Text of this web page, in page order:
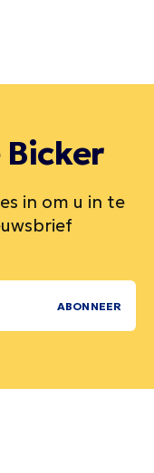
in om u in te
ABONNEER